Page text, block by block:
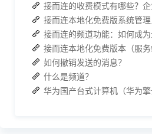
接而连的收费模式有哪些？企
如何撤销发送的消息？
什么是频道？